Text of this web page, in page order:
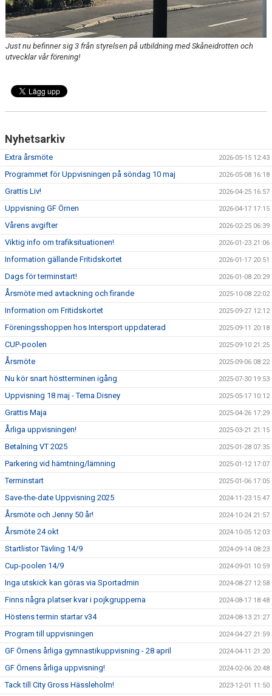
MAJA BLOMQVIST STIPENDIUM
VANLIGA FRÅGOR
Just nu befinner sig 3 från styrelsen på utbildning med Skåneidrotten och
utvecklar vår förening!
Nyhetsarkiv
Extra årsmöte 2026-05-15 12:43
Programmet för Uppvisningen på söndag 10 maj 2026-05-08 16:18
Grattis Liv! 2026-04-25 16:57
Uppvisning GF Örnen 2026-04-17 17:15
Vårens avgifter 2026-02-25 06:39
Viktig info om trafiksituationen! 2026-01-23 21:06
Information gällande Fritidskortet 2026-01-17 20:51
Dags för terminstart! 2026-01-08 20:29
Årsmöte med avtackning och firande 2025-10-08 22:02
Information om Fritidskortet 2025-09-27 12:12
Föreningsshoppen hos Intersport uppdaterad 2025-09-11 20:18
CUP-poolen 2025-09-10 21:25
Årsmöte 2025-09-06 08:22
Nu kör snart höstterminen igång 2025-07-30 19:53
Uppvisning 18 maj - Tema Disney 2025-05-17 10:12
Grattis Maja 2025-04-26 17:29
Årliga uppvisningen! 2025-03-21 21:15
Betalning VT 2025 2025-01-28 07:35
Parkering vid hämtning/lämning 2025-01-12 17:07
Terminstart 2025-01-06 17:05
Save-the-date Uppvisning 2025 2024-11-23 15:47
Årsmöte och Jenny 50 år! 2024-10-24 21:57
Årsmöte 24 okt 2024-10-05 12:03
Startlistor Tävling 14/9 2024-09-14 08:23
Cup-poolen 14/9 2024-09-01 10:59
Inga utskick kan göras via Sportadmin 2024-08-27 12:58
Finns några platser kvar i pojkgrupperna 2024-08-17 18:48
Höstens termin startar v34 2024-08-13 21:27
Program till uppvisningen 2024-04-27 21:59
GF Örnens årliga gymnastikuppvisning - 28 april 2024-04-11 21:20
GF Örnens årliga uppvisning! 2024-02-06 20:48
Tack till City Gross Hässleholm! 2023-12-01 11:50